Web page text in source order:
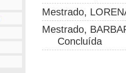
Mestrado,
Mestrado,
Concluída